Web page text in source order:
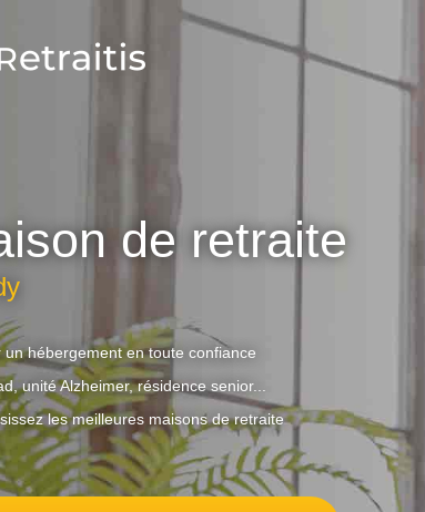
de retraite
un hébergement en toute confiance
unité Alzheimer, résidence senior...
les meilleures maisons de retraite